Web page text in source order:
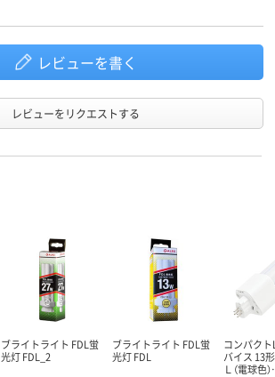
レビューを書く
レビューをリクエストする
ブライトライト FDL蛍
光灯 FDL_2
ブライトライト FDL蛍
光灯 FDL
コンパクト
バイス 13
Ｌ（電球色